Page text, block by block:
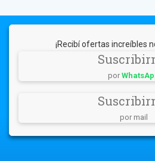
¡Recibí ofertas increíbles
por
por mail